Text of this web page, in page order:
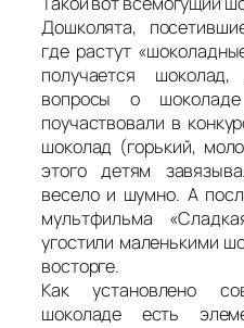
Дошколята,
где растут
получается
вопросы о
поучаствовали в
шоколад (горький,
этого детям
весело и шумно. А
мультфильма
угостили маленькими
восторге.
Как установлено
шоколаде есть